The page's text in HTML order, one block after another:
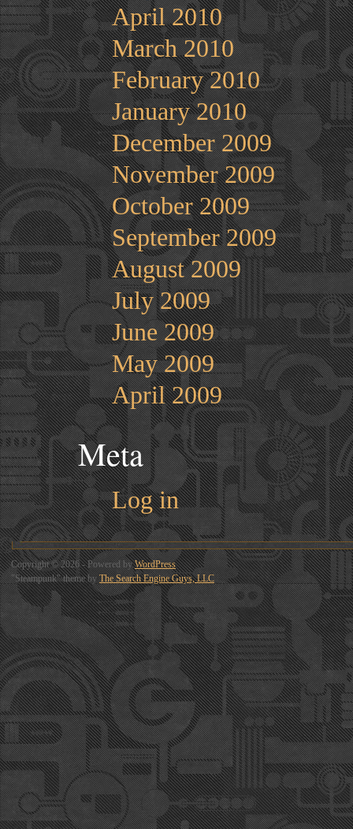
April 2010
March 2010
February 2010
January 2010
December 2009
November 2009
October 2009
September 2009
August 2009
July 2009
June 2009
May 2009
April 2009
Meta
Log in
Copyright © 2026 - Powered byWordPress
"Steampunk" theme byThe Search Engine Guys, LLC